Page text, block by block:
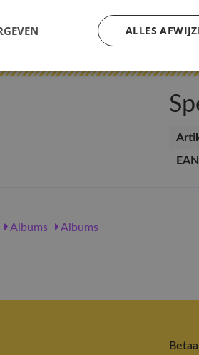
Albums Albums
ALLES